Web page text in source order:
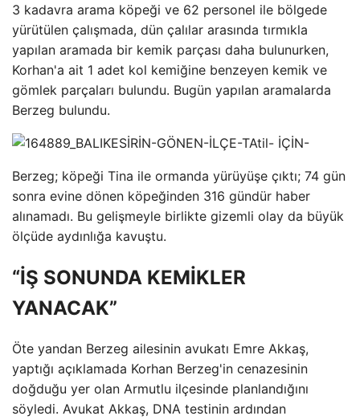
3 kadavra arama köpeği ve 62 personel ile bölgede
yürütülen çalışmada, dün çalılar arasında tırmıkla
yapılan aramada bir kemik parçası daha bulunurken,
Korhan'a ait 1 adet kol kemiğine benzeyen kemik ve
gömlek parçaları bulundu. Bugün yapılan aramalarda
Berzeg bulundu.
Berzeg; köpeği Tina ile ormanda yürüyüşe çıktı; 74 gün
sonra evine dönen köpeğinden 316 gündür haber
alınamadı. Bu gelişmeyle birlikte gizemli olay da büyük
ölçüde aydınlığa kavuştu.
“İŞ SONUNDA KEMİKLER
YANACAK”
Öte yandan Berzeg ailesinin avukatı Emre Akkaş,
yaptığı açıklamada Korhan Berzeg'in cenazesinin
doğduğu yer olan Armutlu ilçesinde planlandığını
söyledi. Avukat Akkaş, DNA testinin ardından